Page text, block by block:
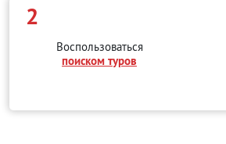
2
Воспользоваться
поиском туров